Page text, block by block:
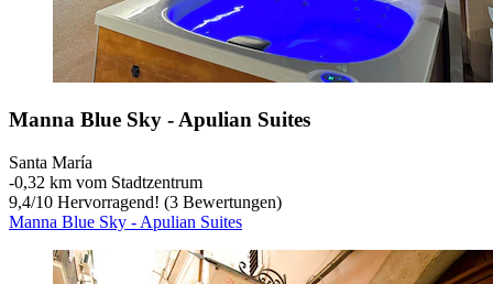
Manna Blue Sky - Apulian Suites
Santa María
‐0,32 km vom Stadtzentrum
9,4/10 Hervorragend! (3 Bewertungen)
Manna Blue Sky - Apulian Suites